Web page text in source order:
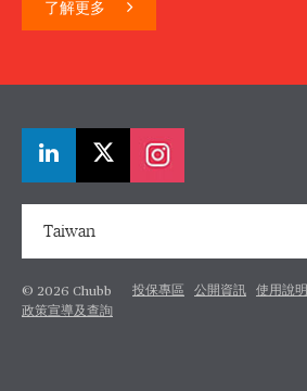
了解更多
Taiwan
© 2026 Chubb 投保專區 公開資訊 使用說明
政策宣導及查詢